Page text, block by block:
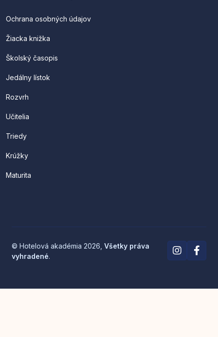
Ochrana osobných údajov
Žiacka knižka
Školský časopis
Jedálny lístok
Rozvrh
Učitelia
Triedy
Krúžky
Maturita
© Hotelová akadémia 2026, Všetky práva
vyhradené.